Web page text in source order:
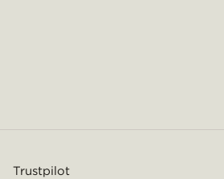
Trustpilot